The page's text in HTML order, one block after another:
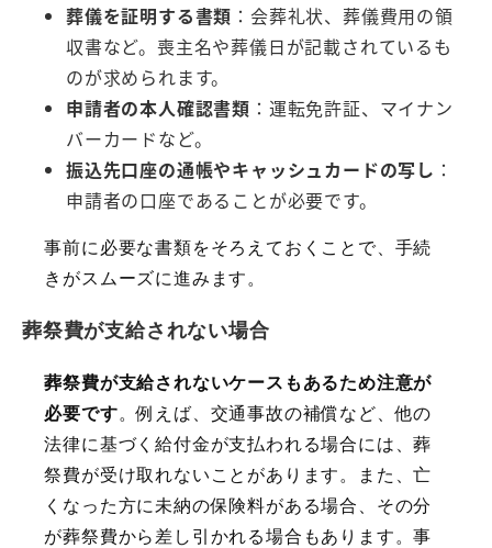
葬儀を証明する書類 ：会葬礼状、葬儀費用の領
収書など。喪主名や葬儀日が記載されているも
のが求められます。
申請者の本人確認書類 ：運転免許証、マイナン
バーカードなど。
振込先口座の通帳やキャッシュカードの写し ：
申請者の口座であることが必要です。
事前に必要な書類をそろえておくことで、手続
きがスムーズに進みます。
葬祭費が支給されない場合
葬祭費が支給されないケースもあるため注意が
必要です。例えば、交通事故の補償など、他の
法律に基づく給付金が支払われる場合には、葬
祭費が受け取れないことがあります。また、亡
くなった方に未納の保険料がある場合、その分
が葬祭費から差し引かれる場合もあります。事